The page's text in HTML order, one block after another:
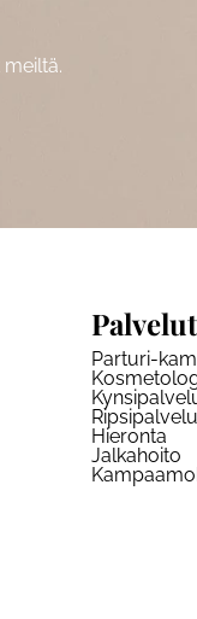
Palvelut
Parturi-
Hieronta
Jalkahoito